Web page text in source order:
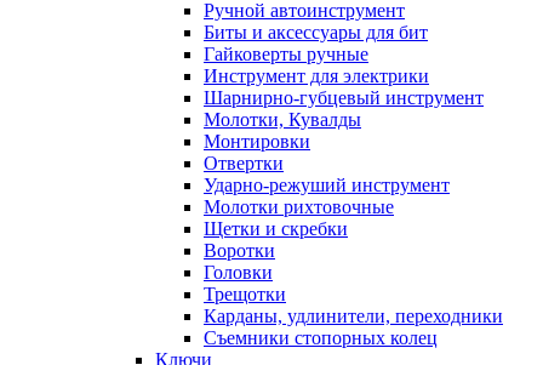
Ручной автоинструмент
Биты и аксессуары для бит
Гайковерты ручные
Инструмент для электрики
Шарнирно-губцевый инструмент
Молотки, Кувалды
Монтировки
Отвертки
Ударно-режуший инструмент
Молотки рихтовочные
Щетки и скребки
Воротки
Головки
Трещотки
Карданы, удлинители, переходники
Съемники стопорных колец
Ключи